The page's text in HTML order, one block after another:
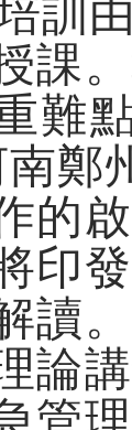
訓由
課
難
鄭
的
印
讀
論